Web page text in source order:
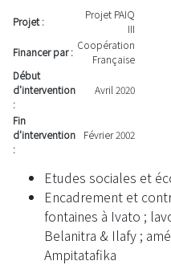
Projet :
Projet PAIQ
III
Financer par :
Coopération
Française
Début
d'intervention
:
Avril 2020
Fin
d'intervention
:
Février 2002
Etudes sociales et
Encadrement et
fontaines à Ivato ;
Belanitra & Ilafy ;
Ampitatafika